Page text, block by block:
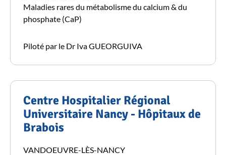
Maladies rares du métabolisme du calcium & du
phosphate (CaP)
Piloté par le Dr Iva GUEORGUIVA
Centre Hospitalier Régional
Universitaire Nancy - Hôpitaux de
Brabois
VANDOEUVRE-LÈS-NANCY